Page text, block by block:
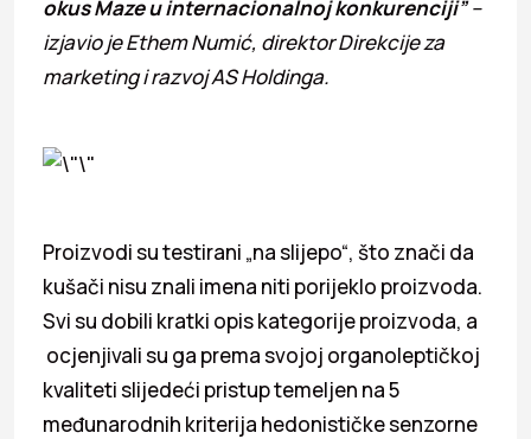
okus Maze u internacionalnoj konkurenciji”–
izjavio je Ethem Numić, direktor Direkcije za
marketing i razvoj AS Holdinga.
Proizvodi su testirani „na slijepo“, što znači da
kušači nisu znali imena niti porijeklo proizvoda.
Svi su dobili kratki opis kategorije proizvoda, a
ocjenjivali su ga prema svojoj organoleptičkoj
kvaliteti slijedeći pristup temeljen na 5
međunarodnih kriterija hedonističke senzorne